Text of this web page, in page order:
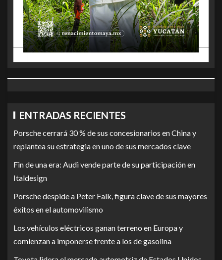
ENTRADAS RECIENTES
Porsche cerrará 30 % de sus concesionarios en China y
replantea su estrategia en uno de sus mercados clave
Fin de una era: Audi vende parte de su participación en
Italdesign
Porsche despide a Peter Falk, figura clave de sus mayores
éxitos en el automovilismo
Los vehículos eléctricos ganan terreno en Europa y
comienzan a imponerse frente a los de gasolina